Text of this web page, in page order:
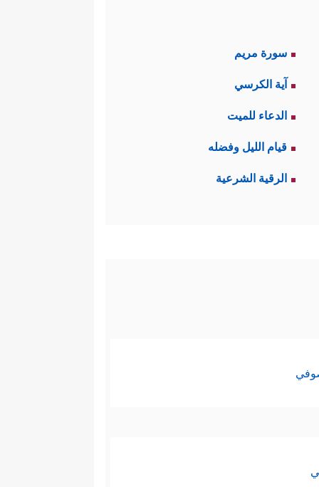
سورة مريم
آية الكرسي
الدعاء للميت
قيام الليل وفضله
الرقية الشرعية